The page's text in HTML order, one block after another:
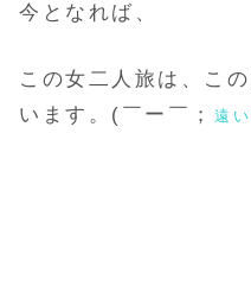
今となれば、
この女二人旅は、こ
います。(￣ー￣；遠